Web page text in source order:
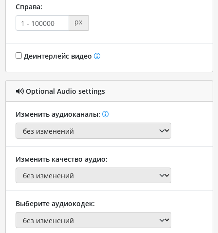
Справа:
px
Деинтерлейс видео
Optional Audio settings
Изменить аудиоканалы:
Изменить качество аудио:
Выберите аудиокодек: